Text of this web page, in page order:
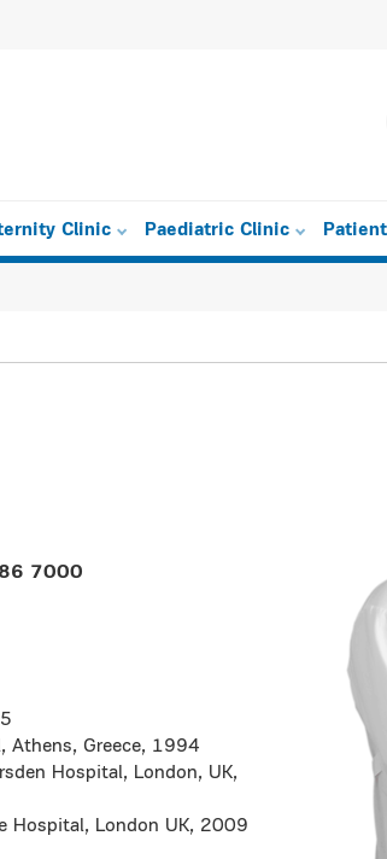
Clinic Paediatric Clinic
7000
Athens, Greece, 1994
Hospital, London, UK,
Hospital, London UK, 2009